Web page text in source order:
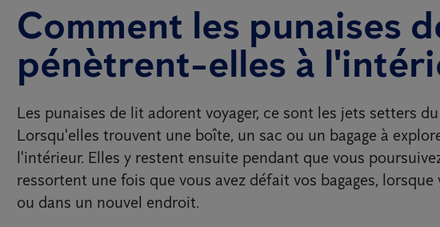
Comment les punaises
pénètrent-elles à
Les punaises de lit adorent voyager, ce sont les jets setters
Lorsqu'elles trouvent une boîte, un sac ou un bagage à
l'intérieur. Elles y restent ensuite pendant que vous
ressortent une fois que vous avez défait vos bagages, lorsque
ou dans un nouvel endroit.